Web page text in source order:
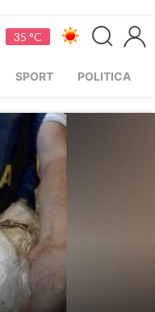
35 °C
SPORT POLITICA